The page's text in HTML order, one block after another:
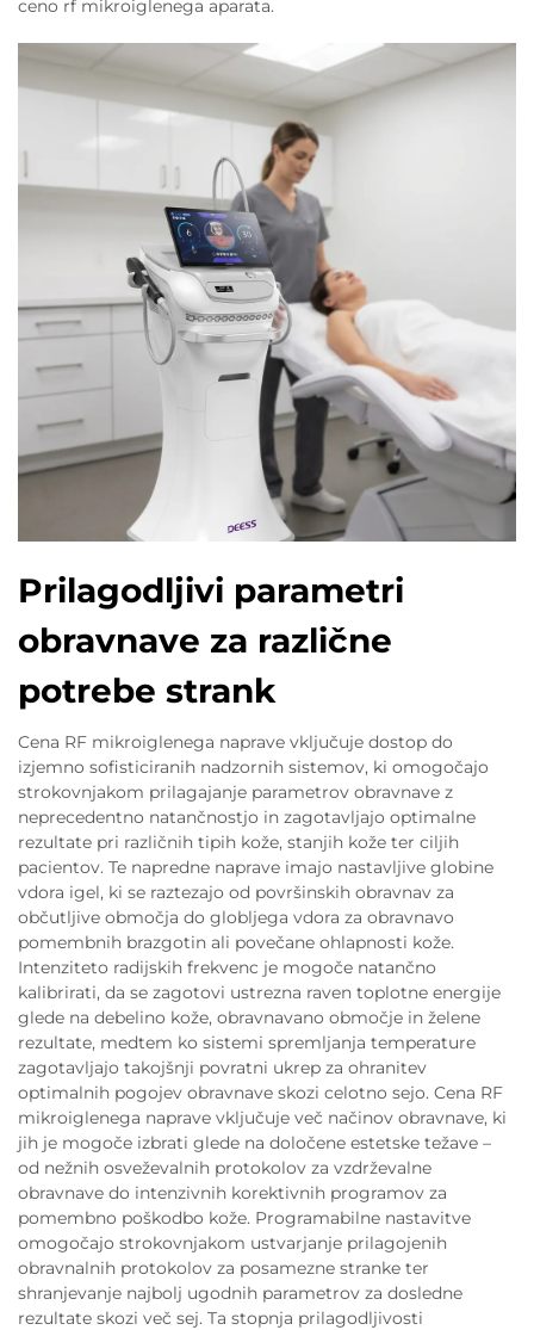
ceno rf mikroiglenega aparata.
Prilagodljivi parametri
obravnave za različne
potrebe strank
Cena RF mikroiglenega naprave vključuje dostop do
izjemno sofisticiranih nadzornih sistemov, ki omogočajo
strokovnjakom prilagajanje parametrov obravnave z
neprecedentno natančnostjo in zagotavljajo optimalne
rezultate pri različnih tipih kože, stanjih kože ter ciljih
pacientov. Te napredne naprave imajo nastavljive globine
vdora igel, ki se raztezajo od površinskih obravnav za
občutljive območja do globljega vdora za obravnavo
pomembnih brazgotin ali povečane ohlapnosti kože.
Intenziteto radijskih frekvenc je mogoče natančno
kalibrirati, da se zagotovi ustrezna raven toplotne energije
glede na debelino kože, obravnavano območje in želene
rezultate, medtem ko sistemi spremljanja temperature
zagotavljajo takojšnji povratni ukrep za ohranitev
optimalnih pogojev obravnave skozi celotno sejo. Cena RF
mikroiglenega naprave vključuje več načinov obravnave, ki
jih je mogoče izbrati glede na določene estetske težave –
od nežnih osveževalnih protokolov za vzdrževalne
obravnave do intenzivnih korektivnih programov za
pomembno poškodbo kože. Programabilne nastavitve
omogočajo strokovnjakom ustvarjanje prilagojenih
obravnalnih protokolov za posamezne stranke ter
shranjevanje najbolj ugodnih parametrov za dosledne
rezultate skozi več sej. Ta stopnja prilagodljivosti